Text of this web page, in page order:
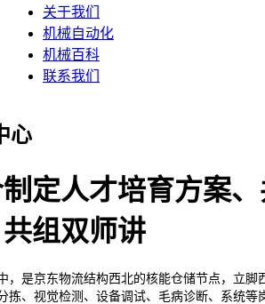
关于我们
机械自动化
机械百科
联系我们
心
定人才培育方案
组双师讲
京东物流结构西北的核能仓储节点，立脚
拣、视觉检测、设备调试、毛病诊断、系统等